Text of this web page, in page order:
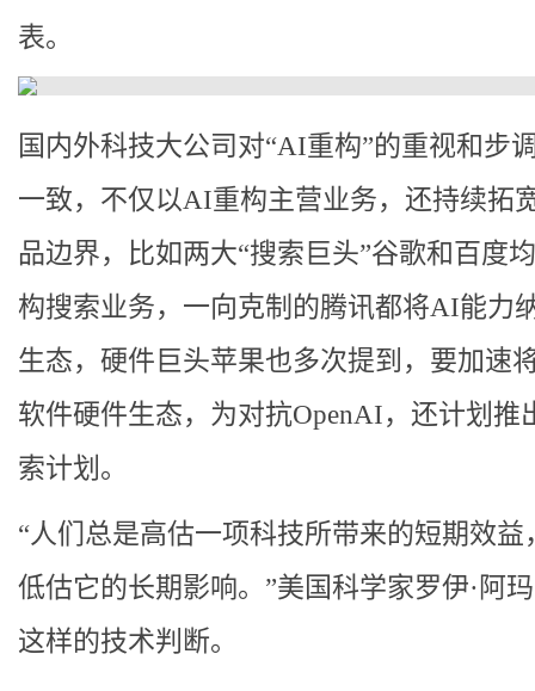
表。
国内外科技大公司对“AI重构”的重视和步
一致，不仅以AI重构主营业务，还持续拓
品边界，比如两大“搜索巨头”谷歌和百度
构搜索业务，一向克制的腾讯都将AI能力
生态，硬件巨头苹果也多次提到，要加速
软件硬件生态，为对抗OpenAI，还计划推
索计划。
“人们总是高估一项科技所带来的短期效益
低估它的长期影响。”美国科学家罗伊·阿
这样的技术判断。